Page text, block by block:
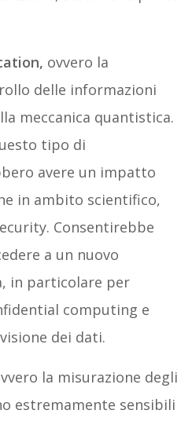
ovvero la
delle informazioni
meccanica quantistica.
tipo di
avere un impatto
in ambito scientifico,
Consentirebbe
a un nuovo
in particolare per
computing e
dei dati.
la misurazione degli
estremamente sensibili